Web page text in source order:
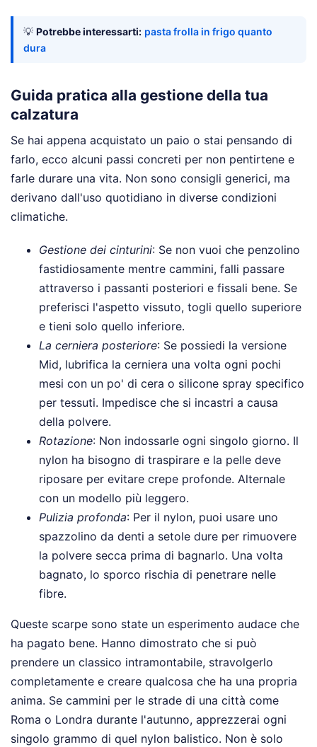
💡 Potrebbe interessarti: pasta frolla in frigo quanto
dura
Guida pratica alla gestione della tua
calzatura
Se hai appena acquistato un paio o stai pensando di
farlo, ecco alcuni passi concreti per non pentirtene e
farle durare una vita. Non sono consigli generici, ma
derivano dall'uso quotidiano in diverse condizioni
climatiche.
Gestione dei cinturini: Se non vuoi che penzolino
fastidiosamente mentre cammini, falli passare
attraverso i passanti posteriori e fissali bene. Se
preferisci l'aspetto vissuto, togli quello superiore
e tieni solo quello inferiore.
La cerniera posteriore: Se possiedi la versione
Mid, lubrifica la cerniera una volta ogni pochi
mesi con un po' di cera o silicone spray specifico
per tessuti. Impedisce che si incastri a causa
della polvere.
Rotazione: Non indossarle ogni singolo giorno. Il
nylon ha bisogno di traspirare e la pelle deve
riposare per evitare crepe profonde. Alternale
con un modello più leggero.
Pulizia profonda: Per il nylon, puoi usare uno
spazzolino da denti a setole dure per rimuovere
la polvere secca prima di bagnarlo. Una volta
bagnato, lo sporco rischia di penetrare nelle
fibre.
Queste scarpe sono state un esperimento audace che
ha pagato bene. Hanno dimostrato che si può
prendere un classico intramontabile, stravolgerlo
completamente e creare qualcosa che ha una propria
anima. Se cammini per le strade di una città come
Roma o Londra durante l'autunno, apprezzerai ogni
singolo grammo di quel nylon balistico. Non è solo